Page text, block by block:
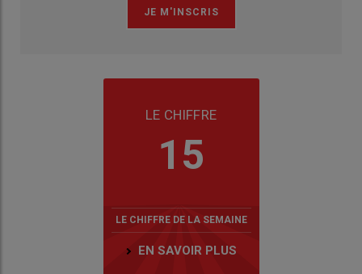
LE CHIFFRE
15
LE CHIFFRE DE LA SEMAINE
EN SAVOIR PLUS